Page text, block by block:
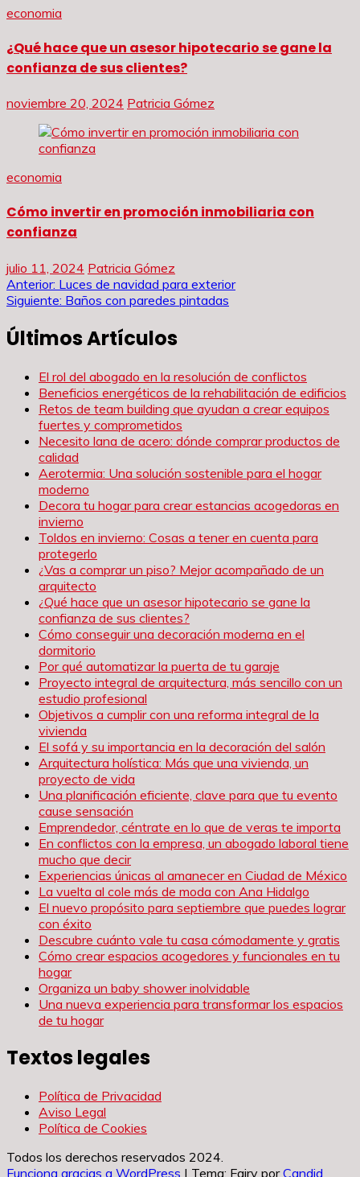
economia
¿Qué hace que un asesor hipotecario se gane la
confianza de sus clientes?
noviembre 20, 2024 Patricia Gómez
economia
Cómo invertir en promoción inmobiliaria con
confianza
julio 11, 2024 Patricia Gómez
Navegación
entradas
Anterior: Luces de navidad para exterior
Siguiente: Baños con paredes pintadas
Últimos Artículos
El rol del abogado en la resolución de conflictos
Beneficios energéticos de la rehabilitación de edificios
Retos de team building que ayudan a crear equipos
fuertes y comprometidos
Necesito lana de acero: dónde comprar productos de
calidad
Aerotermia: Una solución sostenible para el hogar
moderno
Decora tu hogar para crear estancias acogedoras en
invierno
Toldos en invierno: Cosas a tener en cuenta para
protegerlo
¿Vas a comprar un piso? Mejor acompañado de un
arquitecto
¿Qué hace que un asesor hipotecario se gane la
confianza de sus clientes?
Cómo conseguir una decoración moderna en el
dormitorio
Por qué automatizar la puerta de tu garaje
Proyecto integral de arquitectura, más sencillo con un
estudio profesional
Objetivos a cumplir con una reforma integral de la
vivienda
El sofá y su importancia en la decoración del salón
Arquitectura holística: Más que una vivienda, un
proyecto de vida
Una planificación eficiente, clave para que tu evento
cause sensación
Emprendedor, céntrate en lo que de veras te importa
En conflictos con la empresa, un abogado laboral tiene
mucho que decir
Experiencias únicas al amanecer en Ciudad de México
La vuelta al cole más de moda con Ana Hidalgo
El nuevo propósito para septiembre que puedes lograr
con éxito
Descubre cuánto vale tu casa cómodamente y gratis
Cómo crear espacios acogedores y funcionales en tu
hogar
Organiza un baby shower inolvidable
Una nueva experiencia para transformar los espacios
de tu hogar
Textos legales
Política de Privacidad
Aviso Legal
Política de Cookies
Todos los derechos reservados 2024.
Funciona gracias a WordPress | Tema: Fairy porCandid